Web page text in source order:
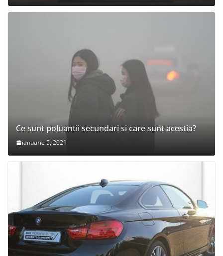
Ce sunt poluantii secundari si care sunt acestia?
ianuarie 5, 2021